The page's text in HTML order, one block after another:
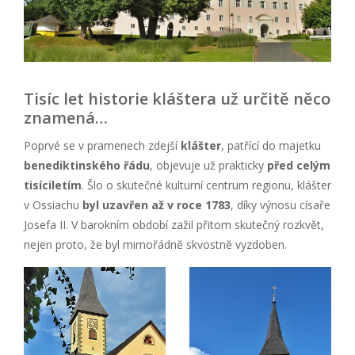
Tisíc let historie kláštera už určitě něco
znamená…
Poprvé se v pramenech zdejší klášter, patřící do majetku
benediktinského řádu, objevuje už prakticky před celým
tisíciletím. Šlo o skutečné kulturní centrum regionu, klášter
v Ossiachu byl uzavřen až v roce 1783, díky výnosu císaře
Josefa II. V barokním období zažil přitom skutečný rozkvět,
nejen proto, že byl mimořádně skvostně vyzdoben.